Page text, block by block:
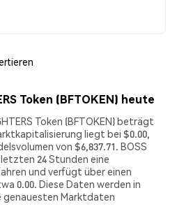
Token (BFTOKEN) heute
Token (BFTOKEN) beträgt
liegt bei $0.00,
von $6,837.71. BOSS
letzten 24 Stunden eine
und verfügt über einen
0.00. Diese Daten werden in
genauesten Marktdaten